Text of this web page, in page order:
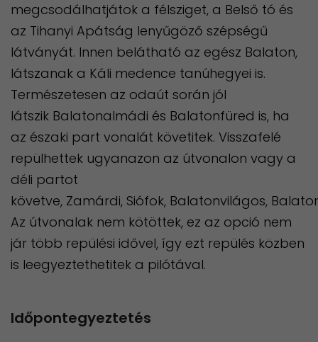
megcsodálhatjátok a félsziget, a Belső tó és
az Tihanyi Apátság lenyűgöző szépségű
látványát. Innen belátható az egész Balaton,
látszanak a Káli medence tanúhegyei is.
Természetesen az odaút során jól
látszik Balatonalmádi és Balatonfüred is, ha
az északi part vonalát követitek. Visszafelé
repülhettek ugyanazon az útvonalon vagy a
déli partot
követve, Zamárdi, Siófok, Balatonvilágos,
Az útvonalak nem kötöttek, ez az opció nem
jár több repülési idővel, így ezt repülés közben
is leegyeztethetitek a pilótával.
Időpontegyeztetés